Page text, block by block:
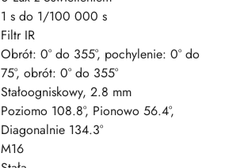
1 s do 1/100 000 s
Filtr IR
Obrót: 0° do 355°, pochylenie: 0° do
75°, obrót: 0° do 355°
Stałoogniskowy, 2.8 mm
Poziomo 108.8°, Pionowo 56.4°,
Diagonalnie 134.3°
M16